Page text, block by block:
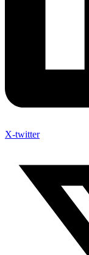
X-twitter